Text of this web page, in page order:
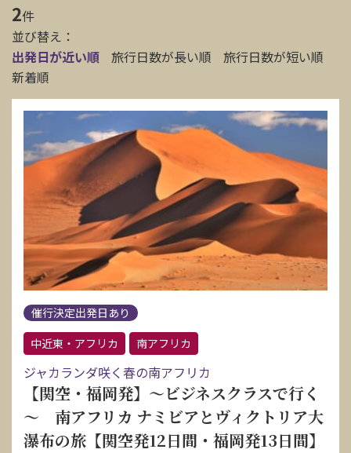
2件
並び替え：
出発日が近い順
旅行日数が長い順
旅行日数が短い順
新着順
催行決定出発日あり
中近東・アフリカ
南アフリカ
ジャカランダ咲く春の南アフリカ
【関空・福岡発】～ビジネスクラスで行く
～ 南アフリカ ナミビアとヴィクトリア大
瀑布の旅【関空発12日間・福岡発13日間】